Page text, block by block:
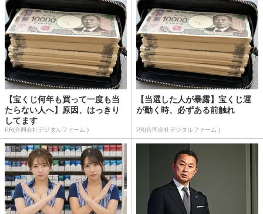
【宝くじ何年も買って一度も当
たらない人へ】原因、はっきり
してます
PR(合同会社デジタルファーム )
【当選した人が暴露】宝くじ運
が動く時、必ずある前触れ
PR(合同会社デジタルファーム )